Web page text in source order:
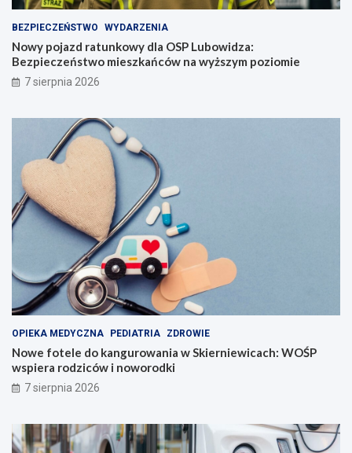
BEZPIECZEŃSTWO WYDARZENIA
Nowy pojazd ratunkowy dla OSP Lubowidza:
Bezpieczeństwo mieszkańców na wyższym poziomie
7 sierpnia 2026
OPIEKA MEDYCZNA PEDIATRIA ZDROWIE
Nowe fotele do kangurowania w Skierniewicach: WOŚP
wspiera rodziców i noworodki
7 sierpnia 2026